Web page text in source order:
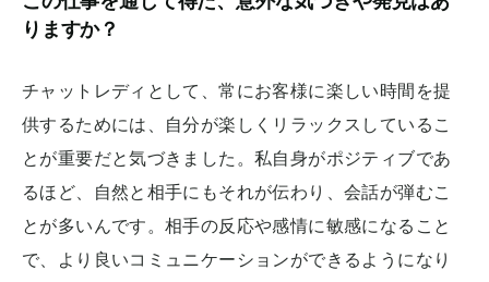
りますか？
チャットレディとして、常にお客様に楽しい時間を提
供するためには、自分が楽しくリラックスしているこ
とが重要だと気づきました。私自身がポジティブであ
るほど、自然と相手にもそれが伝わり、会話が弾むこ
とが多いんです。相手の反応や感情に敏感になること
で、より良いコミュニケーションができるようになり